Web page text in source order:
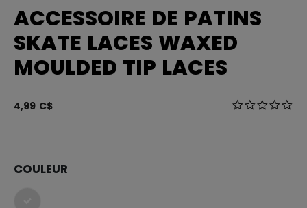
ACCESSOIRE DE PATINS
SKATE LACES WAXED
MOULDED TIP LACES
4,99 C$ 5 sur 5
COULEUR